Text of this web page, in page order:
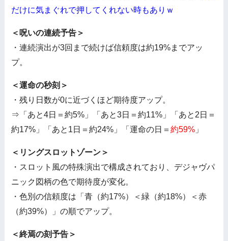
だけに気まぐれで押してくれない時もありｗ
＜呪いの連続予告＞
・連続演出が3回まで続けば信頼度は約19%までアッ
プ。
＜運命の秒刻＞
・残り日数が0に近づくほど期待度アップ。
⇒「あと4日＝約5%」「あと3日＝約11%」「あと2日＝
約17%」「あと1日＝約24%」「運命の日＝約59% 」
＜リングスロットゾーン＞
・スロット風の特殊演出で構成されており、デジャヴパ
ニック図柄の色で期待度が変化。
・色別の信頼度は「青（約17%）＜緑（約18%）＜赤
（約39%）」の順でアップ。
＜終焉の刻予告＞